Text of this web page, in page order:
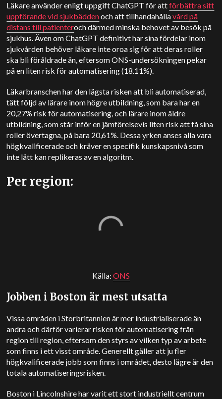
Läkare använder enligt uppgift ChatGPT för attförbättra sitt
uppförande vid sjukbäddenoch att tillhandahållavård på
distans till patienteroch därmed minska behovet av besök på
sjukhus. Även om ChatGPT definitivt har sina fördelar inom
sjukvården behöver läkare inte oroa sig för att deras roller
ska bli föråldrade än, eftersom ONS-undersökningen pekar
på en liten risk för automatisering (18.11%).
Läkarbranschen har den lägsta risken att bli automatiserad,
tätt följd av lärare inom högre utbildning, som bara har en
20,27% risk för automatisering, och lärare inom äldre
utbildning, som står inför en jämförelsevis liten risk att få sina
roller övertagna, på bara 20,61%. Dessa yrken anses alla vara
högkvalificerade och kräver en specifik kunskapsnivå som
inte lätt kan replikeras av en algoritm.
Per region:
Källa: ONS
Jobben i Boston är mest utsatta
Vissa områden i Storbritannien är mer industrialiserade än
andra och därför varierar risken för automatisering från
region till region, eftersom den styrs av vilken typ av arbete
som finns i ett visst område. Generellt gäller att ju fler
högkvalificerade jobb som finns i området, desto lägre är den
totala automatiseringsrisken.
Boston i Lincolnshire har varit ett stort industriellt centrum